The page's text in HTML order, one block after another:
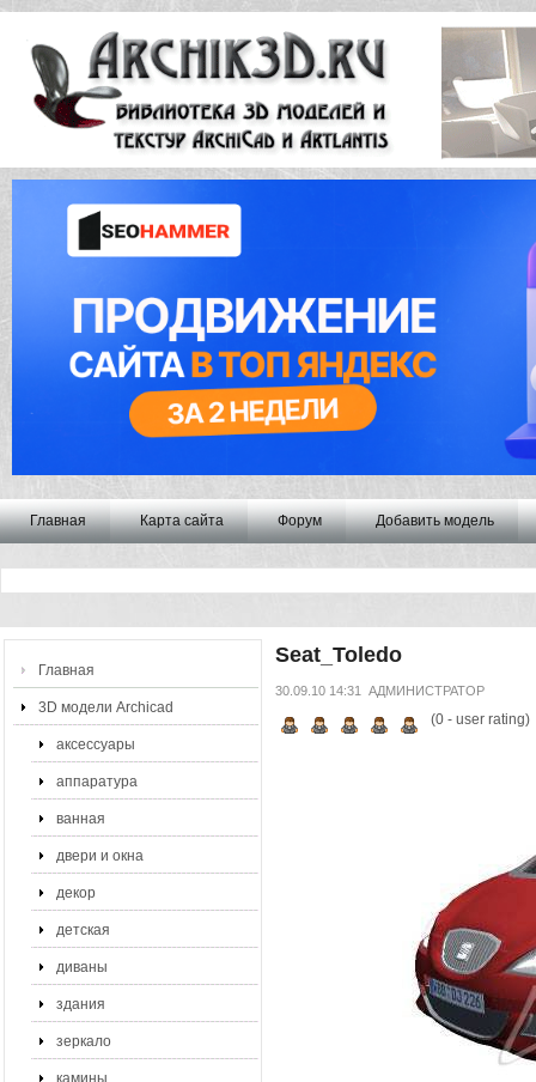
Главная Карта сайта Форум Добавить модель
Главная
3D модели Archicad
аксессуары
аппаратура
ванная
двери и окна
декор
детская
диваны
здания
зеркало
камины
Seat_Toledo
30.09.10 14:31 АДМИНИСТРАТОР
(0- user rating)